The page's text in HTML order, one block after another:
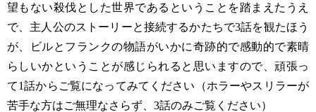
望もない殺伐とした世界であるということを踏まえたうえ
で、主人公のストーリーと接続するかたちで3話を観たほう
が、ビルとフランクの物語がいかに奇跡的で感動的で素晴
らしいかということが感じられると思いますので、頑張っ
て1話からご覧になってみてください（ホラーやスリラーが
苦手な方はご無理なさらず、3話のみご覧ください）